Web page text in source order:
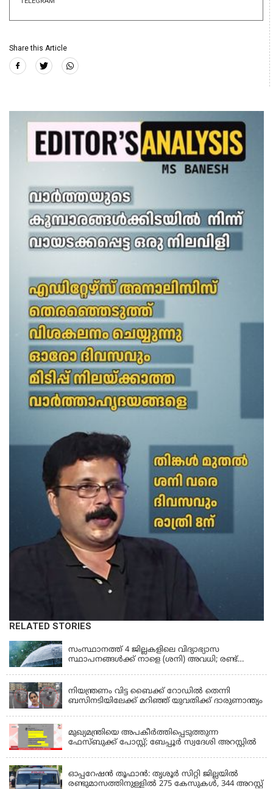
Share this Article
RELATED STORIES
KERALA
സംസ്ഥാനത്ത് 4 ജില്ലകളിലെ വിദ്യാഭ്യാസ
സ്ഥാപനങ്ങൾക്ക് നാളെ (ശനി) അവധി; രണ്ട്
നിയന്ത്രണം വിട്ട ബൈക്ക് റോഡിൽ തെന്നി
ബസിനടിയിലേക്ക് മറിഞ്ഞ് യുവതിക്ക് ദാരുണാന്ത്യം
മുഖ്യമന്ത്രിയെ അപകീർത്തിപ്പെടുത്തുന്ന
ഫേസ്‌ബുക്ക് പോസ്റ്റ്; ബേപ്പൂർ സ്വദേശി അറസ്റ്റിൽ
ഓപ്പറേഷൻ തൂഫാൻ: തൃശൂർ സിറ്റി ജില്ലയിൽ
രണ്ടുമാസത്തിനുള്ളിൽ 275 കേസുകൾ, 344 അറസ്റ്റ്